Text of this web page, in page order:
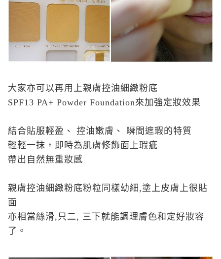
大家亦可以再用上親膚控油細緻粉底
SPF13 PA+ Powder Foundation來加強定妝效果
結合貼服輕盈、 控油嫩膚、 瞬間遮瑕的特質
輕輕一抹，即時為肌膚修飾面上瑕疵
帶出自然無重妝感
親膚控油細緻粉底粉粒同樣幼細,塗上皮膚上很貼
面
亦相當絲滑,只二, 三下就能調理膚色和定好妝容
了。